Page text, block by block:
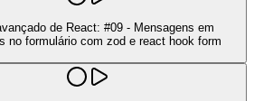
de React: #09 - Mensagens em
no formulário com zod e react hook form